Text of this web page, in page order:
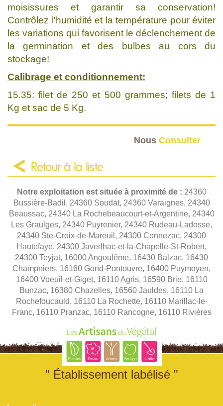
moisissures et garantir sa conservation!
Contrôlez l'humidité et la température pour éviter
les variations qui favorisent le déclenchement de
la germination et des bulbes au cors du
stockage!
Calibrage et conditionnement:
15.35: filet de 250 et 500 grammes; filets de 1
Kg et sac de 5 Kg.
Nous Consulter
Retour à la liste
Notre exploitation est située à proximité de : 24360
Bussière-Badil, 24360 Soudat, 24360 Varaignes, 24340
Beaussac, 24340 La Rochebeaucourt-et-Argentine, 24340
Les Graulges, 24340 Puyrenier, 24340 Rudeau-Ladosse,
24340 Ste-Croix-de-Mareuil, 24300 Connezac, 24300
Hautefaye, 24300 Javerlhac-et-la-Chapelle-St-Robert,
24300 Teyjat, 16000 Angoulême, 16430 Balzac, 16430
Champniers, 16160 Gond-Pontouvre, 16400 Puymoyen,
16400 Voeuil-et-Giget, 16110 Agris, 16590 Brie, 16110
Bunzac, 16380 Chazelles, 16560 Jauldes, 16110 La
Rochefoucauld, 16110 La Rochette, 16110 Marillac-le-
Franc, 16110 Pranzac, 16110 Rancogne, 16110 Rivières
" Établissement labélisé "